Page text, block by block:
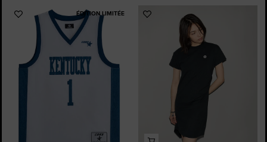
ÉDITION LIMITÉE
Ajouter
Ajouter